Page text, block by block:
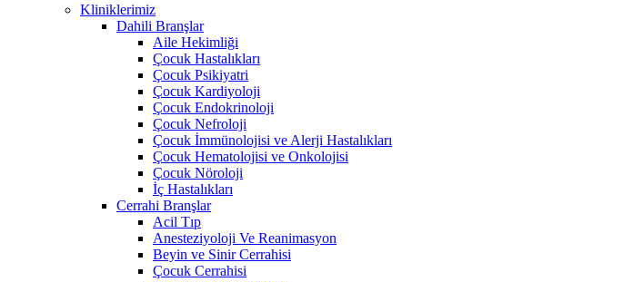
Kliniklerimiz
Dahili Branşlar
Aile Hekimliği
Çocuk Hastalıkları
Çocuk Psikiyatri
Çocuk Kardiyoloji
Çocuk Endokrinoloji
Çocuk Nefroloji
Çocuk İmmünolojisi ve Alerji Hastalıkları
Çocuk Hematolojisi ve Onkolojisi
Çocuk Nöroloji
İç Hastalıkları
Cerrahi Branşlar
Acil Tıp
Anesteziyoloji Ve Reanimasyon
Beyin ve Sinir Cerrahisi
Çocuk Cerrahisi